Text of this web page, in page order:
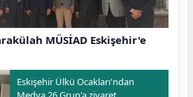
MÜSİAD Eskişehir'e
Eskişehir Ülkü Ocakları'ndan